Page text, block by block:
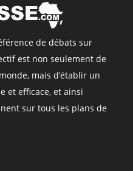
de débats sur
est non seulement de
mais d’établir un
et efficace, et ainsi
sur tous les plans de